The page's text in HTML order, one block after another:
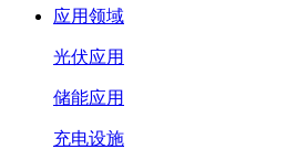
应用领域
光伏应用
储能应用
充电设施